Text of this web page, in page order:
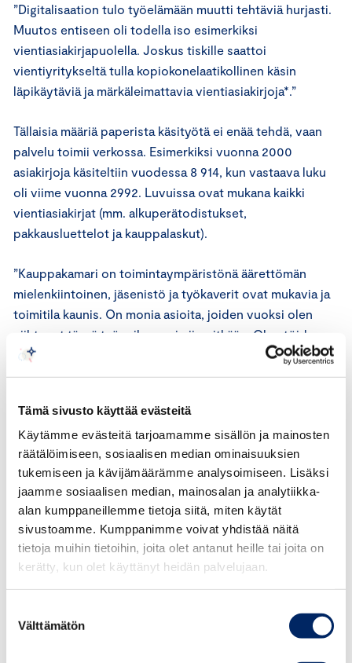
Tämä sivusto käyttää evästeitä
Käytämme evästeitä tarjoamamme sisällön ja mainosten
räätälöimiseen, sosiaalisen median ominaisuuksien
tukemiseen ja kävijämäärämme analysoimiseen. Lisäksi
jaamme sosiaalisen median, mainosalan ja analytiikka-
alan kumppaneillemme tietoja siitä, miten käytät
sivustoamme. Kumppanimme voivat yhdistää näitä
tietoja muihin tietoihin, joita olet antanut heille tai joita on
kerätty, kun olet käyttänyt heidän palvelujaan.
valinta
Välttämätön
”Digitalisaation tulo työelämään muutti tehtäviä hurjasti.
Muutos entiseen oli todella iso esimerkiksi
vientiasiakirjapuolella. Joskus tiskille saattoi
vientiyritykseltä tulla kopiokonelaatikollinen käsin
läpikäytäviä ja märkäleimattavia vientiasiakirjoja*.”
Tällaisia määriä paperista käsityötä ei enää tehdä, vaan
palvelu toimii verkossa. Esimerkiksi vuonna 2000
asiakirjoja käsiteltiin vuodessa 8 914, kun vastaava luku
oli viime vuonna 2992. Luvuissa ovat mukana kaikki
vientiasiakirjat (mm. alkuperätodistukset,
pakkausluettelot ja kauppalaskut).
”Kauppakamari on toimintaympäristönä äärettömän
mielenkiintoinen, jäsenistö ja työkaverit ovat mukavia ja
toimitila kaunis. On monia asioita, joiden vuoksi olen
viihtynyt tässä työpaikassani niin pitkään. Olen töiden
ohessa osallistunut lukuisiin koulutuksiin ja kursseihin, ja
voinut näin koko ajan kehittyä.”
Töiden kautta hän on päässyt osalliseksi monesta
ainutlaatuisesta tapahtumasta ja tilaisuudesta, kun mm.
kansainväliset delegaatiot ovat vierailleet kaupungissa.
”Lapsena ajattelin, että minusta tulee lentoemäntä.
Varsinais-Suomi on kuitenkin ihan paras. Viihdyn täällä,
ja pidän siitä, että voin olla töissänikin, aito ja oma
itseni”, Raisiossa syntynyt ja Raisiossa nykyäänkin asuva
Satu pohtii.
Satu tunnettaan mutkattomana, uutterana ja luotettavana
työkaverina, joka tarttuu mielellään uusiin haasteisiin eikä